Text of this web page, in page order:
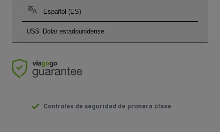
Español (ES)
US$ Dolar estadounidense
Controles de seguridad de primera clase